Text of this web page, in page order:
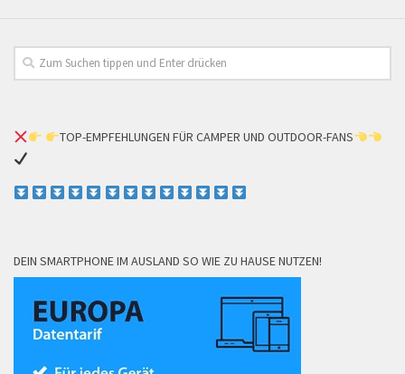
TOP-EMPFEHLUNGEN FÜR CAMPER UND OUTDOOR-FANS
DEIN SMARTPHONE IM AUSLAND SO WIE ZU HAUSE NUTZEN!